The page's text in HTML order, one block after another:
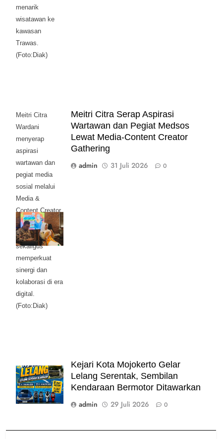
menarik
wisatawan ke
kawasan
Trawas.
(Foto:Diak)
Meitri Citra
Wardani
menyerap
aspirasi
wartawan dan
pegiat media
sosial melalui
Media &
Content Creator
Gathering
Mojokerto Raya,
sekaligus
memperkuat
sinergi dan
kolaborasi di era
digital.
(Foto:Diak)
Meitri Citra Serap Aspirasi
Wartawan dan Pegiat Medsos
Lewat Media-Content Creator
Gathering
admin
31 Juli 2026 0
Kejari Kota Mojokerto Gelar
Lelang Serentak, Sembilan
Kendaraan Bermotor Ditawarkan
admin
29 Juli 2026 0